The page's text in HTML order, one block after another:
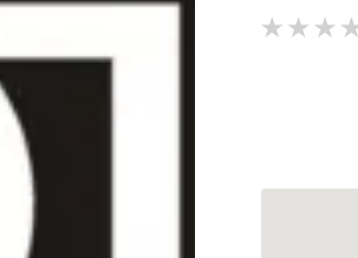
сделать
этим